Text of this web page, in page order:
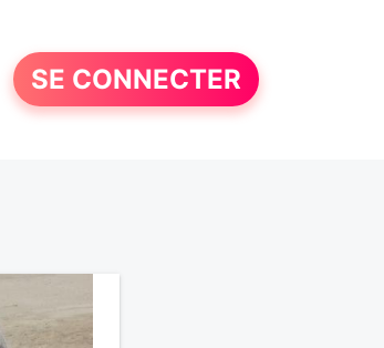
SE CONNECTER